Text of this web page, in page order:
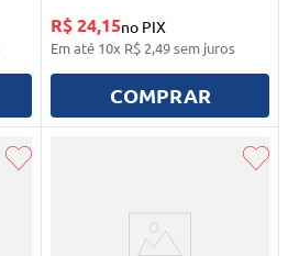
R$ 24,15no PIX
Em até 10x R$ 2,49sem juros
COMPRAR